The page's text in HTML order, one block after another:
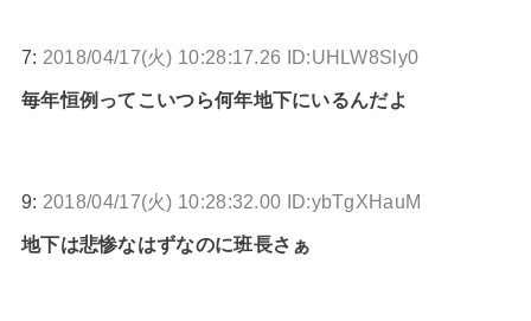
7: 2018/04/17(火) 10:28:17.26 ID:UHLW8Sly0
毎年恒例ってこいつら何年地下にいるんだよ
9: 2018/04/17(火) 10:28:32.00 ID:ybTgXHauM
地下は悲惨なはずなのに班長さぁ